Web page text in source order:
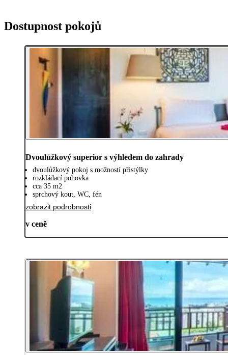
Dostupnost pokojů
Dvoulůžkový superior s výhledem do zahrady
dvoulůžkový pokoj s možností přistýlky
rozkládací pohovka
cca 35 m2
sprchový kout, WC, fén
zobrazit podrobnosti
v ceně